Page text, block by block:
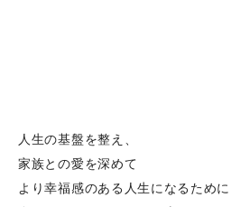
人生の基盤を整え、
家族との愛を深めて
より幸福感のある人生になるために